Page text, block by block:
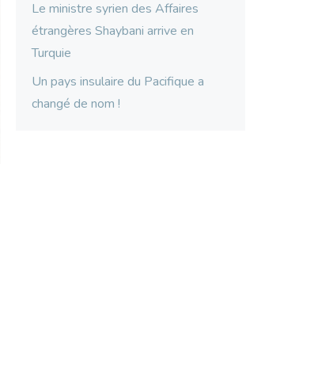
Le ministre syrien des Affaires
étrangères Shaybani arrive en
Turquie
Un pays insulaire du Pacifique a
changé de nom !